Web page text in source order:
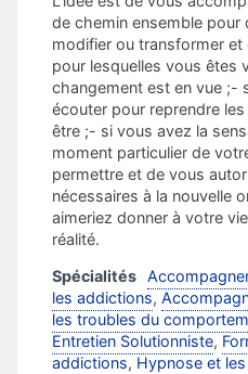
de chemin ensemble pour
modifier ou transformer et
pour lesquelles vous êtes
changement est en vue ;-
écouter pour reprendre
être ;- si vous avez la
moment particulier de
permettre et de vous
nécessaires à la nouvelle
aimeriez donner à votre
réalité.
Spécialités
les addictions,
les troubles du
Entretien Solutionniste,
addictions, Hypnose et